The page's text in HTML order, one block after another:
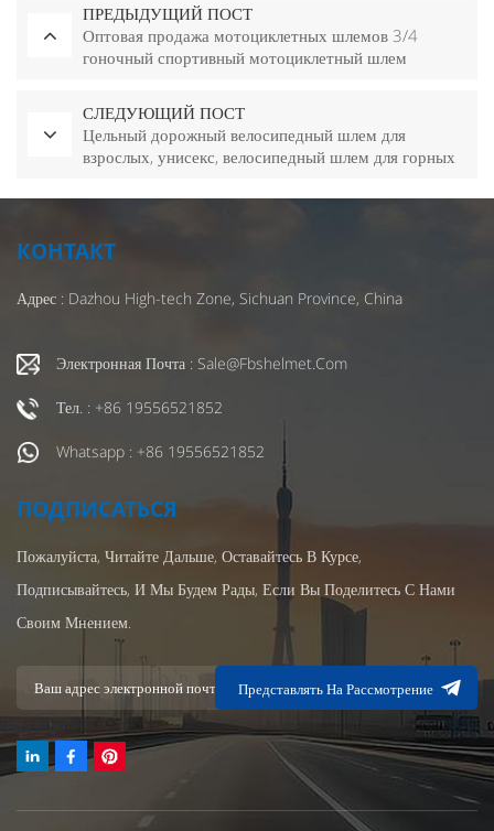
ПРЕДЫДУЩИЙ ПОСТ
Оптовая продажа мотоциклетных шлемов 3/4
гоночный спортивный мотоциклетный шлем
СЛЕДУЮЩИЙ ПОСТ
Цельный дорожный велосипедный шлем для
взрослых, унисекс, велосипедный шлем для горных
КОНТАКТ
Адрес : Dazhou High-tech Zone, Sichuan Province, China
Электронная Почта : Sale@fbshelmet.com
Тел. : +86 19556521852
Whatsapp : +86 19556521852
ПОДПИСАТЬСЯ
Пожалуйста, Читайте Дальше, Оставайтесь В Курсе,
Подписывайтесь, И Мы Будем Рады, Если Вы Поделитесь С Нами
Своим Мнением.
Представлять На Рассмотрение